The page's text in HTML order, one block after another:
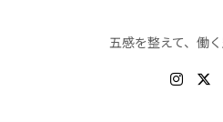
五感を整えて、働